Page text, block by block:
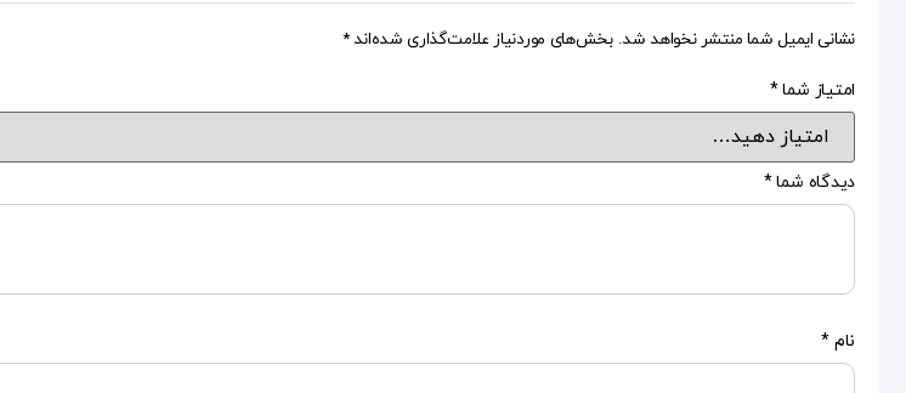
نشانی ایمیل شما منتشر نخواهد شد. بخش‌های موردنیاز علامت‌گذاری شده‌اند*
امتیاز شما*
دیدگاه شما*
نام *